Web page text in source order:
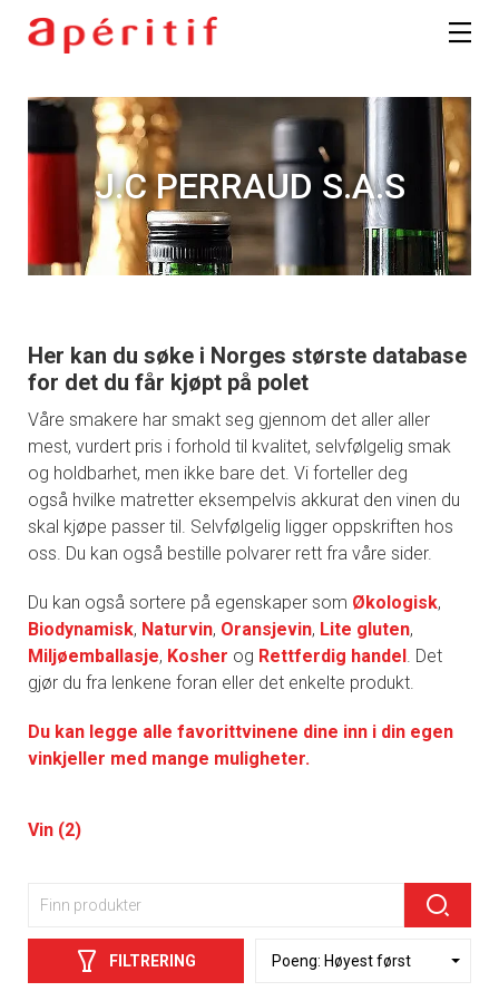
J.C PERRAUD S.A.S
Her kan du søke i Norges største database
for det du får kjøpt på polet
Våre smakere har smakt seg gjennom det aller aller
mest, vurdert pris i forhold til kvalitet, selvfølgelig smak
og holdbarhet, men ikke bare det. Vi forteller deg
også hvilke matretter eksempelvis akkurat den vinen du
skal kjøpe passer til. Selvfølgelig ligger oppskriften hos
oss. Du kan også bestille polvarer rett fra våre sider.
Du kan også sortere på egenskaper som Økologisk,
Biodynamisk, Naturvin, Oransjevin, Lite gluten,
Miljøemballasje, Kosher og Rettferdig handel. Det
gjør du fra lenkene foran eller det enkelte produkt.
Du kan legge alle favorittvinene dine inn i din egen
vinkjeller med mange muligheter.
Vin (2)
FILTRERING